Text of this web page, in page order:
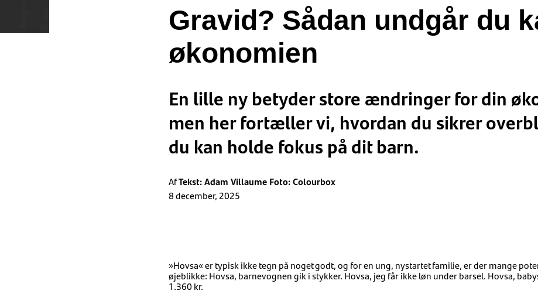
Gravid? Sådan undgår du
økonomien
En lille ny betyder store ændringer for din
men her fortæller vi, hvordan du sikrer
du kan holde fokus på dit barn.
AfTekst: Adam Villaume Foto: Colourbox
8 december, 2025
»Hovsa« er typisk ikke tegn på noget godt, og for en ung, nystartet familie, er der mange
øjeblikke: Hovsa, barnevognen gik i stykker. Hovsa, jeg får ikke løn under barsel. Hovsa,
1.360 kr.